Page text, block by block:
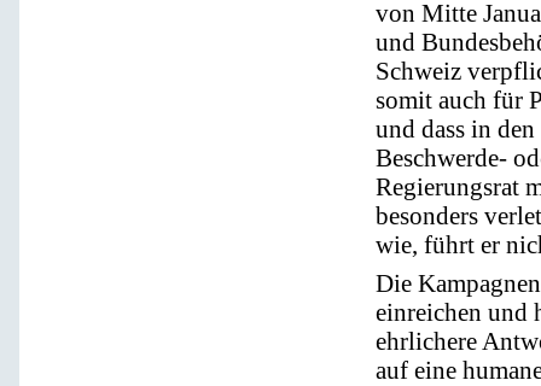
von Mitte
und
Schweiz
somit auch für
und dass in
Beschwerde-
Regierungsrat
besonders
wie, führt er
Die
einreichen und
ehrlichere
auf eine